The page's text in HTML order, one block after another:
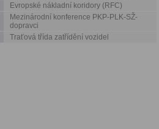
Evropské nákladní koridory (RFC)
Mezinárodní konference PKP-PLK-SŽ-
dopravci
Traťová třída zatřídění vozidel